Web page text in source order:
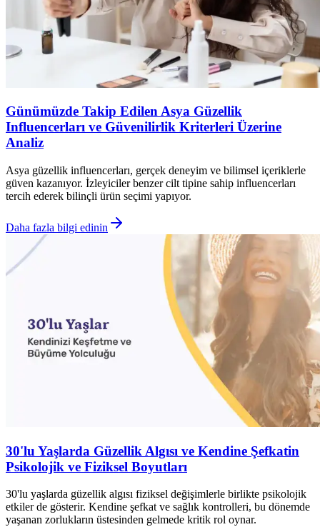
Günümüzde Takip Edilen Asya Güzellik
Influencerları ve Güvenilirlik Kriterleri Üzerine
Analiz
Asya güzellik influencerları, gerçek deneyim ve bilimsel içeriklerle
güven kazanıyor. İzleyiciler benzer cilt tipine sahip influencerları
tercih ederek bilinçli ürün seçimi yapıyor.
Daha fazla bilgi edinin
30'lu Yaşlarda Güzellik Algısı ve Kendine Şefkatin
Psikolojik ve Fiziksel Boyutları
30'lu yaşlarda güzellik algısı fiziksel değişimlerle birlikte psikolojik
etkiler de gösterir. Kendine şefkat ve sağlık kontrolleri, bu dönemde
yaşanan zorlukların üstesinden gelmede kritik rol oynar.